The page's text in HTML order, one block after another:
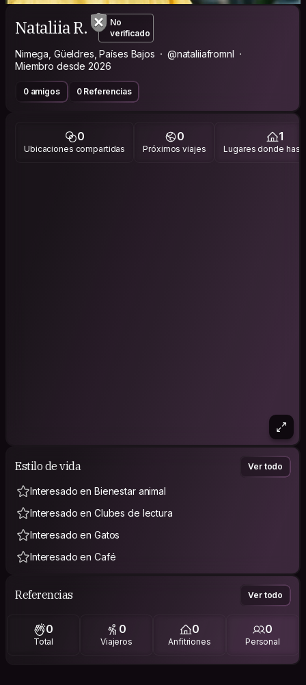
Nataliia R.
No
verificado
Nimega, Güeldres, Países Bajos
@nataliiafromnl
Miembro desde 2026
0 amigos 0 Referencias
0
Ubicaciones compartidas
0
Próximos viajes
1
Lugares donde has
Estilo de vida Ver todo
Interesado en Bienestar animal
Interesado en Clubes de lectura
Interesado en Gatos
Interesado en Café
Referencias Ver todo
0
Total
0
Viajeros
0
Anfitriones
0
Personal